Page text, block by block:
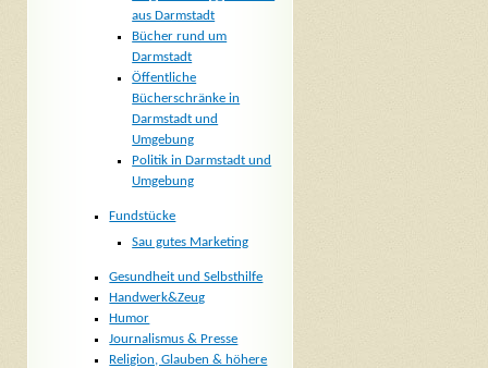
aus Darmstadt
Bücher rund um
Darmstadt
Öffentliche
Bücherschränke in
Darmstadt und
Umgebung
Politik in Darmstadt und
Umgebung
Fundstücke
Sau gutes Marketing
Gesundheit und Selbsthilfe
Handwerk&Zeug
Humor
Journalismus & Presse
Religion, Glauben & höhere